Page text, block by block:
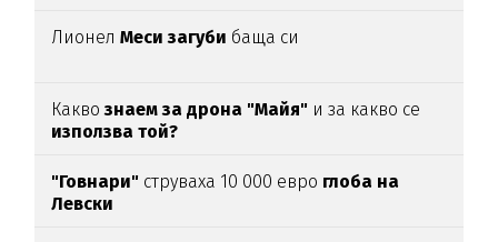
Лионел Меси загуби баща си
Каквознаем за дрона "Майя" и за какво се
използва той?
"Говнари" струваха 10 000 евро глоба на
Левски